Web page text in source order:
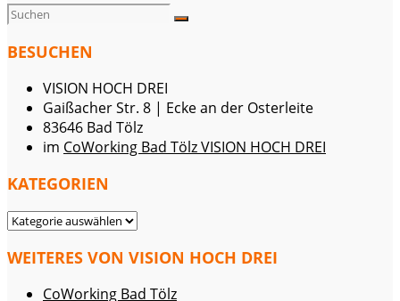
BESUCHEN
VISION HOCH DREI
Gaißacher Str. 8 | Ecke an der Osterleite
83646 Bad Tölz
im CoWorking Bad Tölz VISION HOCH DREI
KATEGORIEN
KATEGORIEN
WEITERES VON VISION HOCH DREI
CoWorking Bad Tölz